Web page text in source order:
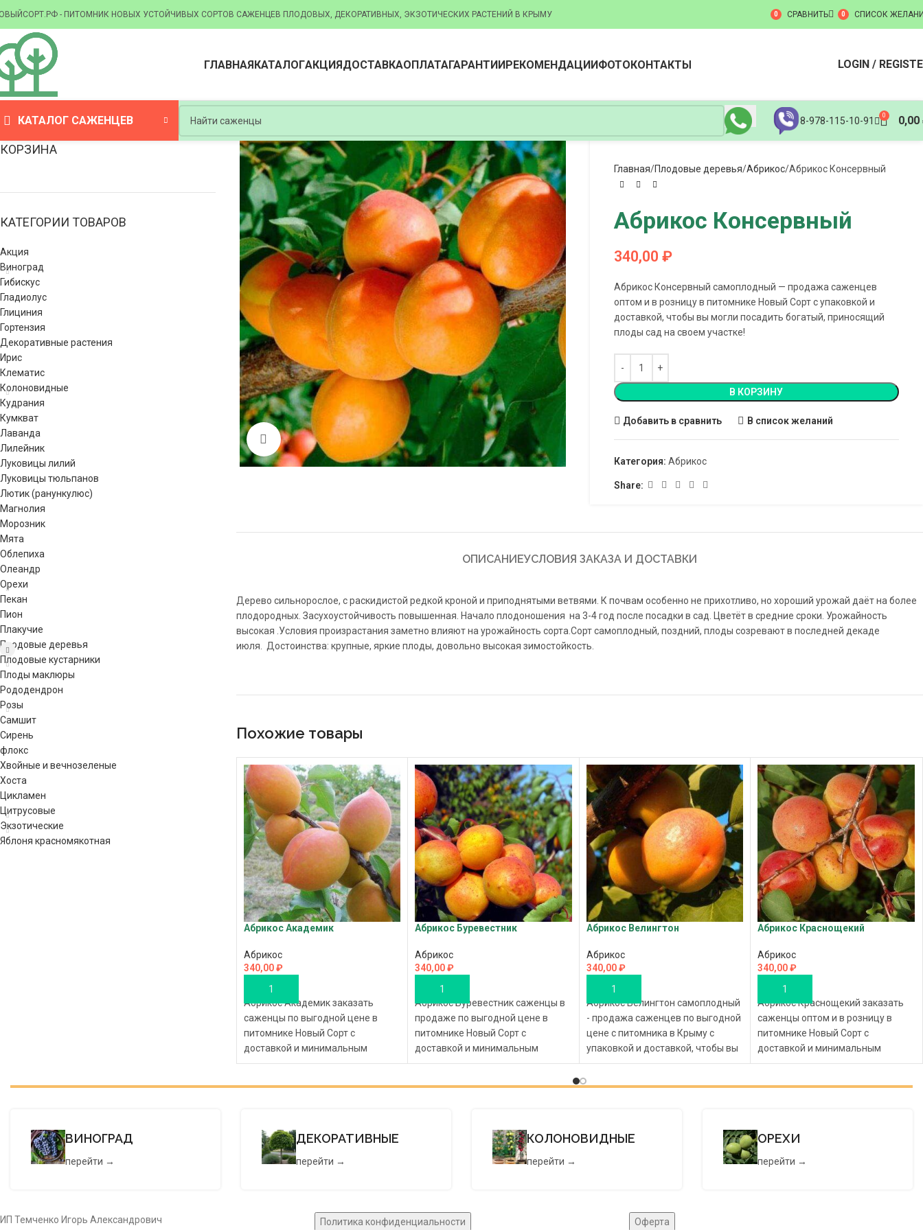
- ПИТОМНИК НОВЫХ УСТОЙЧИВЫХ СОРТОВ САЖЕНЦЕВ ПЛОДОВЫХ, ДЕКОРАТИВНЫХ, ЭКЗОТИЧЕСКИХ РАСТЕНИЙ В КРЫМУ 0 СРАВНИТЬ 0 СПИСОК
ГЛАВНАЯКАТАЛОГАКЦИЯДОСТАВКАОПЛАТАГАРАНТИИРЕКОМЕНДАЦИИФОТОКОНТАКТЫ LOGIN /
КАТАЛОГ САЖЕНЦЕВ 8-978-115-10-91 0 0,00
КОРЗИНА
КАТЕГОРИИ ТОВАРОВ
Акция
Виноград
Гибискус
Гладиолус
Глициния
Гортензия
Декоративные растения
Ирис
Клематис
Колоновидные
Кудрания
Кумкват
Лаванда
Лилейник
Луковицы лилий
Луковицы тюльпанов
Лютик (ранункулюс)
Магнолия
Морозник
Мята
Облепиха
Олеандр
Орехи
Пекан
Пион
Плакучие
Плодовые деревья
Плодовые кустарники
Плоды маклюры
Рододендрон
Розы
Самшит
Сирень
флокс
Хвойные и вечнозеленые
Хоста
Цикламен
Цитрусовые
Экзотические
Яблоня красномякотная
Click to enlarge
Главная Плодовые деревья Абрикос Абрикос Консервный
Абрикос Консервный
340,00 ₽
Абрикос Консервный самоплодный — продажа саженцев
оптом и в розницу в питомнике Новый Сорт с упаковкой и
доставкой, чтобы вы могли посадить богатый, приносящий
плоды сад на своем участке!
В КОРЗИНУ
Добавить в сравнить В список желаний
Категория: Абрикос
Share:
ОПИСАНИЕУСЛОВИЯ ЗАКАЗА И ДОСТАВКИ
Дерево сильнорослое, с раскидистой редкой кроной и приподнятыми ветвями. К почвам особенно не прихотливо, но хороший урожай даёт на более
плодородных. Засухоустойчивость повышенная. Начало плодоношения на 3-4 год после посадки в сад. Цветёт в средние сроки. Урожайность
высокая .Условия произрастания заметно влияют на урожайность сорта.Сорт самоплодный, поздний, плоды созревают в последней декаде
июля. Достоинства: крупные, яркие плоды, довольно высокая зимостойкость.
Похожие товары
Абрикос Академик
Абрикос
340,00₽
В КОРЗИНУ
Абрикос Академик заказать
саженцы по выгодной цене в
питомнике Новый Сорт с
доставкой и минимальным
заказом, чтобы вы могли создать
Абрикос Буревестник
Абрикос
340,00₽
В КОРЗИНУ
Абрикос Буревестник саженцы в
продаже по выгодной цене в
питомнике Новый Сорт с
доставкой и минимальным
заказом, чтобы вы могли
Абрикос Велингтон
Абрикос
340,00₽
В КОРЗИНУ
Абрикос Велингтон самоплодный
- продажа саженцев по выгодной
цене с питомника в Крыму с
упаковкой и доставкой, чтобы вы
могли создать роскошный,
приносящий плоды парк или сад
Абрикос Краснощекий
Абрикос
340,00₽
В КОРЗИНУ
Абрикос Краснощекий заказать
саженцы оптом и в розницу в
питомнике Новый Сорт с
доставкой и минимальным
заказом, чтобы вы могли создать
ВИНОГРАД
перейти →
ДЕКОРАТИВНЫЕ
перейти →
КОЛОНОВИДНЫЕ
перейти →
ОРЕХИ
перейти →
ИП Темченко Игорь Александрович
Политика конфиденциальности Оферта